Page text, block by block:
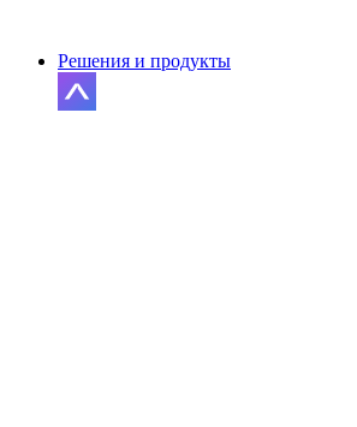
Решения и продукты